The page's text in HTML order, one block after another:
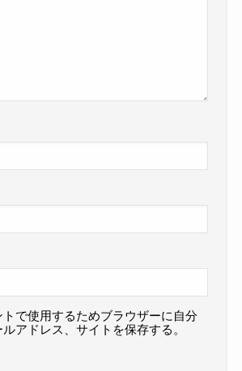
トで使用するためブラウザーに自分
アドレス、サイトを保存する。